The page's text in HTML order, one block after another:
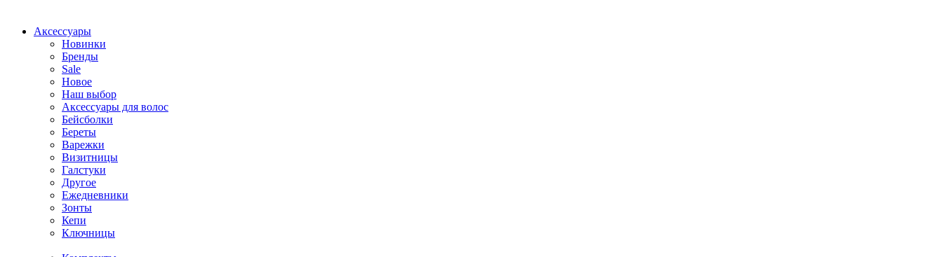
Аксессуары
Новинки
Бренды
Sale
Новое
Наш выбор
Аксессуары для волос
Бейсболки
Береты
Варежки
Визитницы
Галстуки
Другое
Ежедневники
Зонты
Кепи
Ключницы